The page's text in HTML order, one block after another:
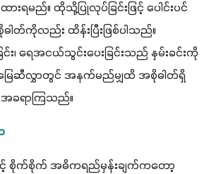
ားရမည်။ ထိုသို့ပြုလုပ်ခြင်းဖြင့် ပေါင်းပင်
စိုဓါတ်ကိုလည်း ထိန်းပြီးဖြစ်ပါသည်။
း၊ ရေအငယ်သွင်းပေးခြင်းသည် နှမ်းခင်းကို
မြေဆီလွှာတွင် အနက်မည်မျှထိ အစိုဓါတ်ရှိ
ခရာကြသည်။
စိုက်စိုက် အဓိကရည်မှန်းချက်ကတော့